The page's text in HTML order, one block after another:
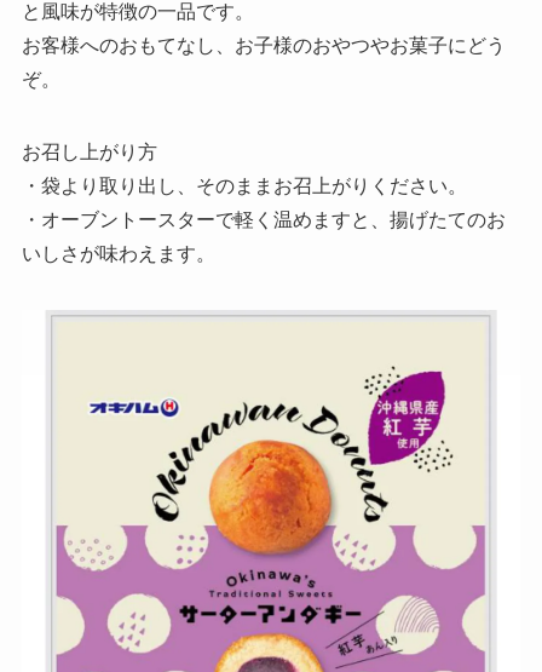
と風味が特徴の一品です。
お客様へのおもてなし、お子様のおやつやお菓子にどう
ぞ。
お召し上がり方
・袋より取り出し、そのままお召上がりください。
・オーブントースターで軽く温めますと、揚げたてのお
いしさが味わえます。